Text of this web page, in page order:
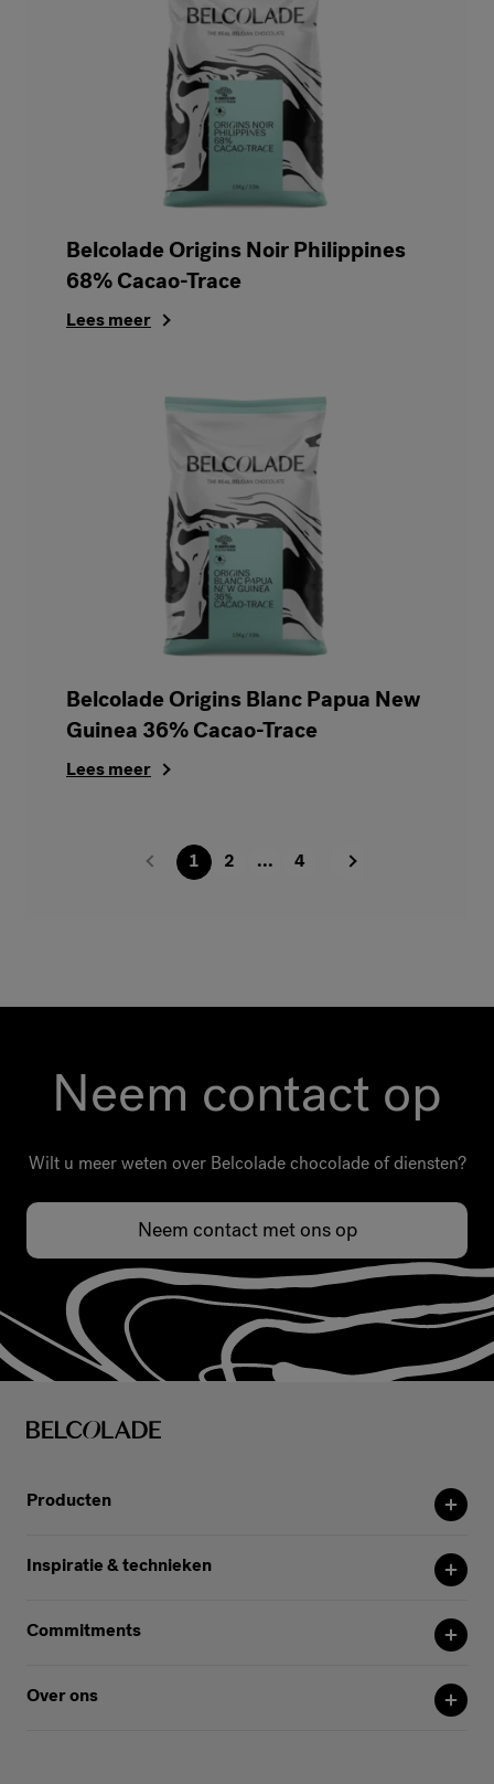
Belcolade Origins Noir Philippines
68% Cacao-Trace
Lees meer
Belcolade Origins Blanc Papua New
Guinea 36% Cacao-Trace
Lees meer
1 2 ... 4
Neem contact op
Wilt u meer weten over Belcolade chocolade of diensten?
Neem contact met ons op
Producten
Inspiratie & technieken
Commitments
Over ons